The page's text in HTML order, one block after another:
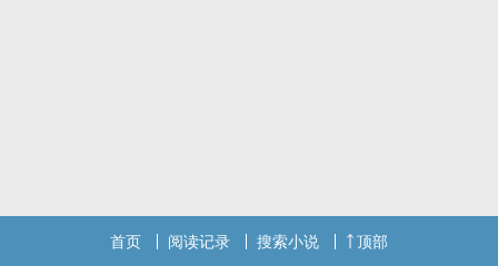
首页 阅读记录 搜索小说 顶部